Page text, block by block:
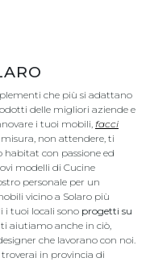
che più si adattano
delle migliori aziende e
i tuoi mobili, facci
non attendere, ti
con passione ed
modelli di Cucine
personale per un
vicino a Solaro più
i tuoi locali sono progetti su
aiutiamo anche in ciò,
che lavorano con noi.
troverai in provincia di